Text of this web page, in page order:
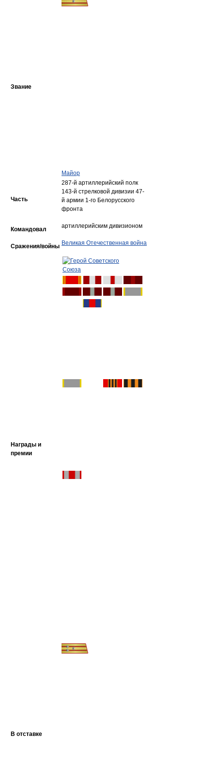
Звание
Майор
Часть
287-й артиллерийский полк
143-й стрелковой дивизии 47-
й армии 1-го Белорусского
фронта
Командовал артиллерийским дивизионом
Сражения/войны Великая Отечественная война
Награды и
премии
В отставке